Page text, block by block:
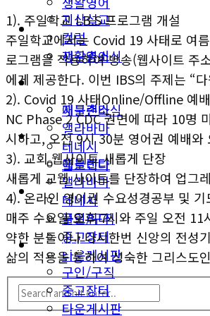
미국뉴스
지구촌소식
동남부
애틀랜타
앨라바마
테네시
플로리다
생활안내
구인/구직
중고장터
타운게시판
지상설교
컬럼
생활영어
미국뉴스
지구촌소식
동남부
애틀랜타
앨라바마
테네시
플로리다
생활안내
구인/구직
중고장터
타운게시판
1). 주일학교 I.B.S 프로그램 개설
주일학교에서는 Covid 19 사태로 여
로그램을 적용하여 방송(웹사이트
에게 제공한다. 이번 IBS의 주제는 “
2). Covid 19 사태Online/Offline 예
NC Phase 2 CDC 권면에 따라 10명
시하고, 오전 9시 30분 영어권 예배
3). 교회 웹사이트 새롭게 단장
새롭게 교웹 사이트를 단장하여 업
4). 온라인 영어권 수요성경공부 및 기
매주 수요일 오후 7시와 주일 오전
약한 분들이나 다시한번 신앙의 전성
삶의 적용을 통하여 성숙한 그리스도